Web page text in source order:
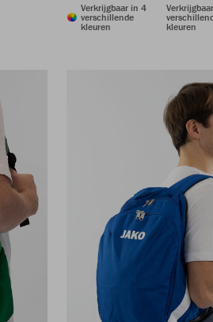
Verkrijgbaar in 4
verschillende
kleuren
kleuren